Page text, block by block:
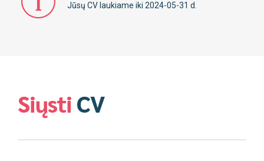
Jūsų CV laukiame iki 2024-05-31 d.
Siųsti CV